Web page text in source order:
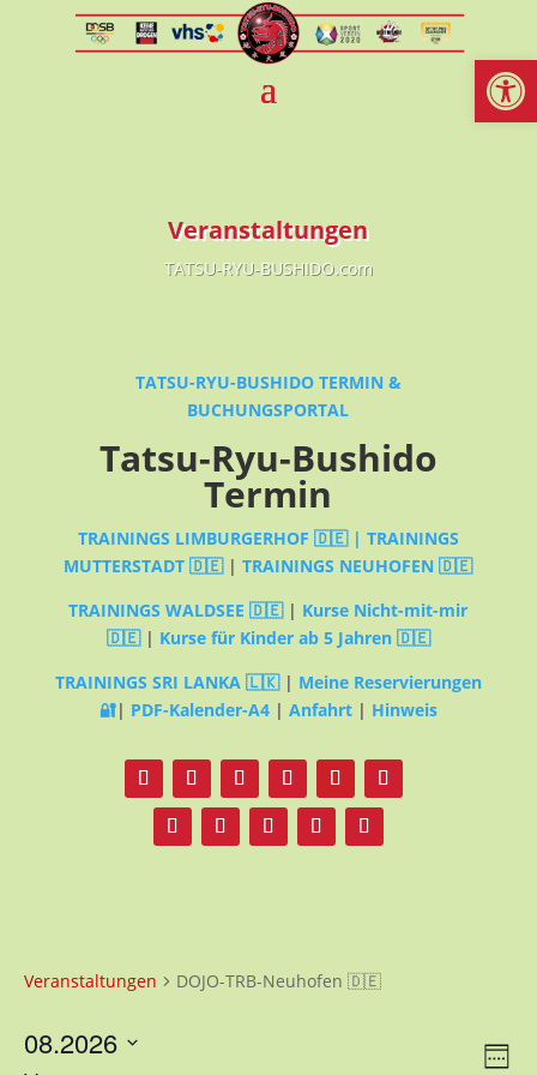
Veranstaltungen
TATSU-RYU-BUSHIDO.com
TATSU-RYU-BUSHIDO TERMIN &
BUCHUNGSPORTAL
Tatsu-Ryu-Bushido
Termin
TRAININGS LIMBURGERHOF 🇩🇪 | TRAININGS
MUTTERSTADT 🇩🇪|TRAININGS NEUHOFEN 🇩🇪
TRAININGS WALDSEE 🇩🇪| Kurse Nicht-mit-mir
🇩🇪| Kurse für Kinder ab 5 Jahren 🇩🇪
TRAININGS SRI LANKA 🇱🇰 | Meine Reservierungen
🔐| PDF-Kalender-A4| Anfahrt| Hinweis
Veranstaltungen DOJO-TRB-Neuhofen 🇩🇪
Woche
08.2026